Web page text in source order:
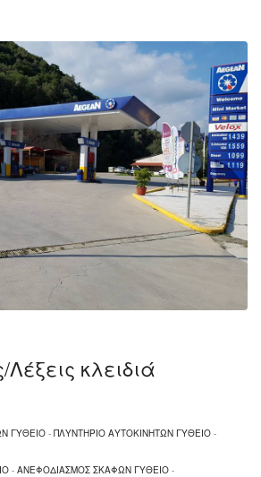
κλειδιά
ΓΥΘΕΙΟ - ΠΛΥΝΤΗΡΙΟ ΑΥΤΟΚΙΝΗΤΩΝ ΓΥΘΕΙΟ -
- ΑΝΕΦΟΔΙΑΣΜΟΣ ΣΚΑΦΩΝ ΓΥΘΕΙΟ -